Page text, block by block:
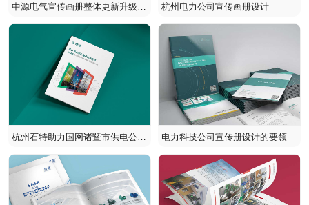
中源电气宣传画册整体更新升级设
计
杭州电力公司宣传画册设计
杭州石特助力国网诸暨市供电公司
打造服务共同富裕白皮书案例
电力科技公司宣传册设计的要领